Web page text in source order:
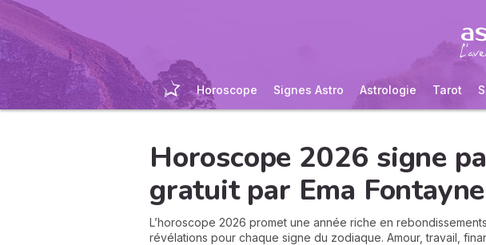
Horoscope Signes Astro Astrologie Tarot
Horoscope 2026 signe
gratuit par Ema
L’horoscope 2026 promet une année riche en
révélations pour chaque signe du zodiaque. Amour, travail,